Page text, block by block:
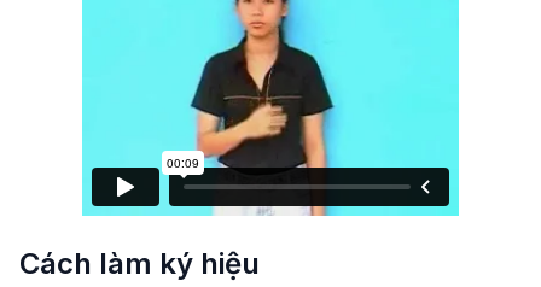
Cách làm ký hiệu